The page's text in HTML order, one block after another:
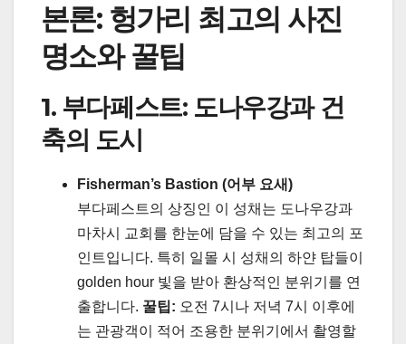
본론: 헝가리 최고의 사진
명소와 꿀팁
1. 부다페스트: 도나우강과 건
축의 도시
Fisherman’s Bastion (어부 요새)
부다페스트의 상징인 이 성채는 도나우강과
마차시 교회를 한눈에 담을 수 있는 최고의 포
인트입니다. 특히 일몰 시 성채의 하얀 탑들이
golden hour 빛을 받아 환상적인 분위기를 연
출합니다. 꿀팁: 오전 7시나 저녁 7시 이후에
는 관광객이 적어 조용한 분위기에서 촬영할